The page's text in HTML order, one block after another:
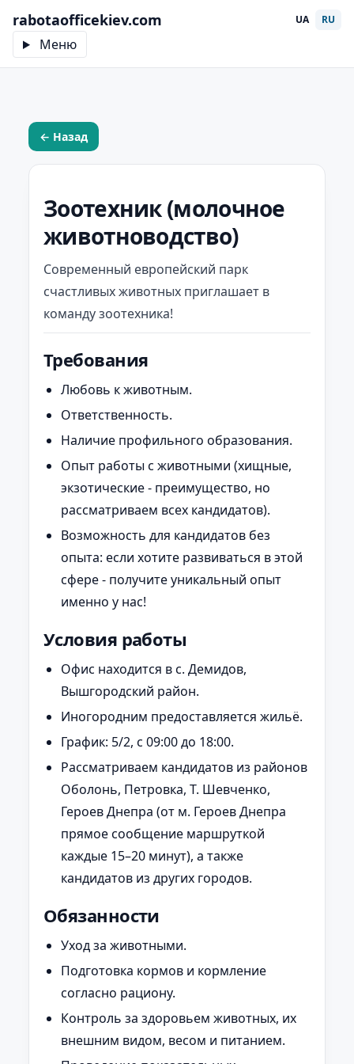
rabotaofficekiev.com
Меню
UA RU
← Назад
Зоотехник (молочное
животноводство)
Современный европейский парк
счастливых животных приглашает в
команду зоотехника!
Требования
Любовь к животным.
Ответственность.
Наличие профильного образования.
Опыт работы с животными (хищные,
экзотические - преимущество, но
рассматриваем всех кандидатов).
Возможность для кандидатов без
опыта: если хотите развиваться в этой
сфере - получите уникальный опыт
именно у нас!
Условия работы
Офис находится в с. Демидов,
Вышгородский район.
Иногородним предоставляется жильё.
График: 5/2, с 09:00 до 18:00.
Рассматриваем кандидатов из районов
Оболонь, Петровка, Т. Шевченко,
Героев Днепра (от м. Героев Днепра
прямое сообщение маршруткой
каждые 15–20 минут), а также
кандидатов из других городов.
Обязанности
Уход за животными.
Подготовка кормов и кормление
согласно рациону.
Контроль за здоровьем животных, их
внешним видом, весом и питанием.